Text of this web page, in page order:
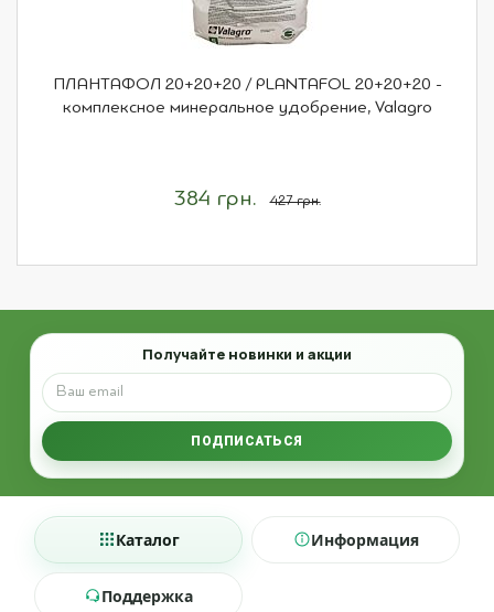
ПЛАНТАФОЛ 20+20+20 / PLANTAFOL 20+20+20 -
комплексное минеральное удобрение, Valagro
384 грн. 427 грн.
Email
Получайте новинки и акции
ПОДПИСАТЬСЯ
Каталог Информация
Поддержка